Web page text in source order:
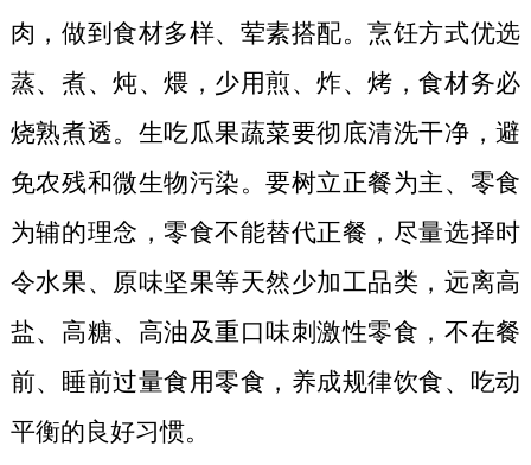
肉，做到食材多样、荤素搭配。烹饪方式优选
蒸、煮、炖、煨，少用煎、炸、烤，食材务必
烧熟煮透。生吃瓜果蔬菜要彻底清洗干净，避
免农残和微生物污染。要树立正餐为主、零食
为辅的理念，零食不能替代正餐，尽量选择时
令水果、原味坚果等天然少加工品类，远离高
盐、高糖、高油及重口味刺激性零食，不在餐
前、睡前过量食用零食，养成规律饮食、吃动
平衡的良好习惯。